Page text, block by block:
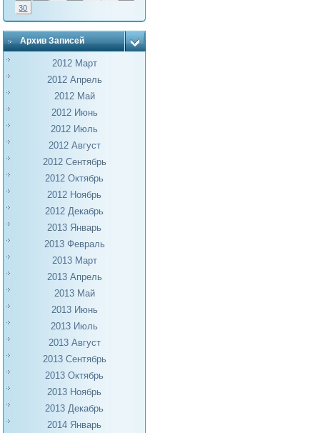
30
Архив Записей
2012 Март
2012 Апрель
2012 Май
2012 Июнь
2012 Июль
2012 Август
2012 Сентябрь
2012 Октябрь
2012 Ноябрь
2012 Декабрь
2013 Январь
2013 Февраль
2013 Март
2013 Апрель
2013 Май
2013 Июнь
2013 Июль
2013 Август
2013 Сентябрь
2013 Октябрь
2013 Ноябрь
2013 Декабрь
2014 Январь